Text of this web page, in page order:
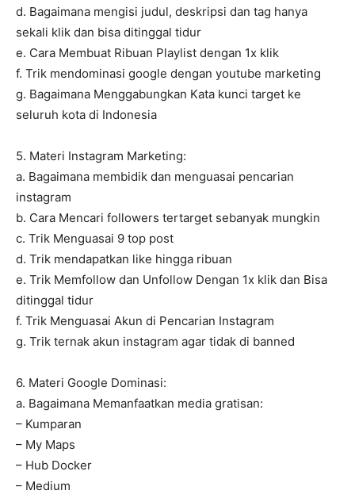
d. Bagaimana mengisi judul, deskripsi dan tag hanya
sekali klik dan bisa ditinggal tidur
e. Cara Membuat Ribuan Playlist dengan 1x klik
f. Trik mendominasi google dengan youtube marketing
g. Bagaimana Menggabungkan Kata kunci target ke
seluruh kota di Indonesia
5. Materi Instagram Marketing:
a. Bagaimana membidik dan menguasai pencarian
instagram
b. Cara Mencari followers tertarget sebanyak mungkin
c. Trik Menguasai 9 top post
d. Trik mendapatkan like hingga ribuan
e. Trik Memfollow dan Unfollow Dengan 1x klik dan Bisa
ditinggal tidur
f. Trik Menguasai Akun di Pencarian Instagram
g. Trik ternak akun instagram agar tidak di banned
6. Materi Google Dominasi:
a. Bagaimana Memanfaatkan media gratisan:
– Kumparan
– My Maps
– Hub Docker
– Medium